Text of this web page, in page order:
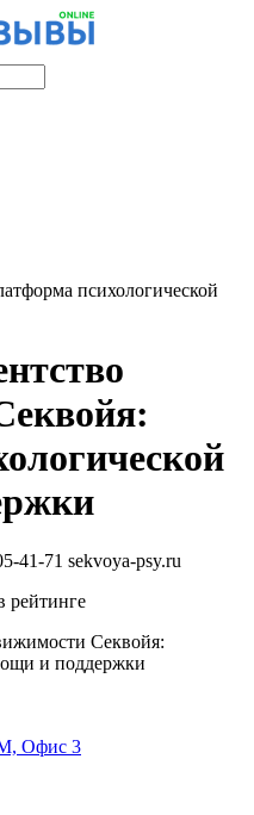
41-71 sekvoya-psy.ru
рейтинге
Секвойя:
и поддержки
М, Офис 3